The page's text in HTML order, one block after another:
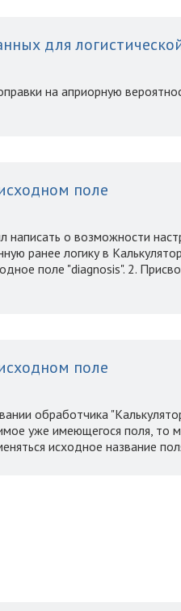
для
на априорную
поле
написать о возможности
ранее логику в
поле "diagnosis". 2.
поле
обработчика
уже имеющегося поля, то
исходное название